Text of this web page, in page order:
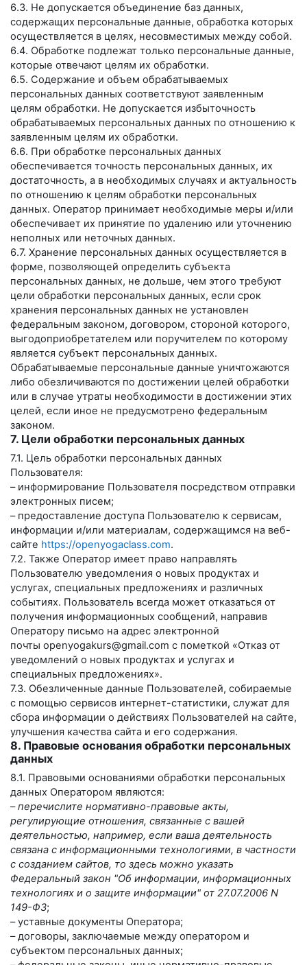
6.3. Не допускается объединение баз данных,
содержащих персональные данные, обработка которых
осуществляется в целях, несовместимых между собой.
6.4. Обработке подлежат только персональные данные,
которые отвечают целям их обработки.
6.5. Содержание и объем обрабатываемых
персональных данных соответствуют заявленным
целям обработки. Не допускается избыточность
обрабатываемых персональных данных по отношению к
заявленным целям их обработки.
6.6. При обработке персональных данных
обеспечивается точность персональных данных, их
достаточность, а в необходимых случаях и актуальность
по отношению к целям обработки персональных
данных. Оператор принимает необходимые меры и/или
обеспечивает их принятие по удалению или уточнению
неполных или неточных данных.
6.7. Хранение персональных данных осуществляется в
форме, позволяющей определить субъекта
персональных данных, не дольше, чем этого требуют
цели обработки персональных данных, если срок
хранения персональных данных не установлен
федеральным законом, договором, стороной которого,
выгодоприобретателем или поручителем по которому
является субъект персональных данных.
Обрабатываемые персональные данные уничтожаются
либо обезличиваются по достижении целей обработки
или в случае утраты необходимости в достижении этих
целей, если иное не предусмотрено федеральным
законом.
7. Цели обработки персональных данных
7.1. Цель обработки персональных данных
Пользователя:
– информирование Пользователя посредством отправки
электронных писем;
– предоставление доступа Пользователю к сервисам,
информации и/или материалам, содержащимся на веб-
сайте https://openyogaclass.com.
7.2. Также Оператор имеет право направлять
Пользователю уведомления о новых продуктах и
услугах, специальных предложениях и различных
событиях. Пользователь всегда может отказаться от
получения информационных сообщений, направив
Оператору письмо на адрес электронной
почты openyogakurs@gmail.com с пометкой «Отказ от
уведомлений о новых продуктах и услугах и
специальных предложениях».
7.3. Обезличенные данные Пользователей, собираемые
с помощью сервисов интернет-статистики, служат для
сбора информации о действиях Пользователей на сайте,
улучшения качества сайта и его содержания.
8. Правовые основания обработки персональных
данных
8.1. Правовыми основаниями обработки персональных
данных Оператором являются:
–перечислите нормативно-правовые акты,
регулирующие отношения, связанные с вашей
деятельностью, например, если ваша деятельность
связана с информационными технологиями, в частности
с созданием сайтов, то здесь можно указать
Федеральный закон "Об информации, информационных
технологиях и о защите информации" от 27.07.2006 N
149-ФЗ;
– уставные документы Оператора;
– договоры, заключаемые между оператором и
субъектом персональных данных;